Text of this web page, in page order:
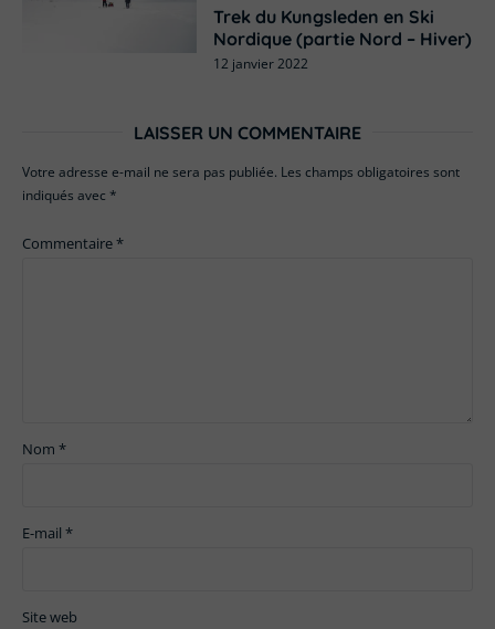
Trek du Kungsleden en Ski
Nordique (partie Nord – Hiver)
12 janvier 2022
LAISSER UN COMMENTAIRE
Votre adresse e-mail ne sera pas publiée. Les champs obligatoires sont
indiqués avec *
Commentaire*
Nom *
E-mail *
Site web